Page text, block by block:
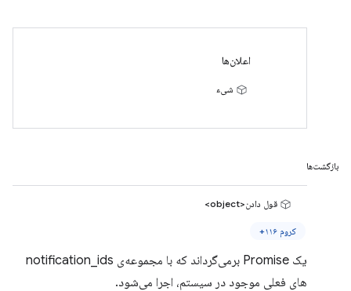
اعلان‌ها
شیء
بازگشت‌ها
قول دادن<object>
کروم ۱۱۶+
یک Promise برمی‌گرداند که با مجموعه‌ی notification_ids
های فعلی موجود در سیستم، اجرا می‌شود.